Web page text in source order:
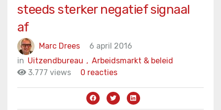
steeds sterker negatief signaal
af
Marc Drees
6 april 2016
in
Arbeidsmarkt & beleid
Uitzendbureau ,
3.777 views
0 reacties